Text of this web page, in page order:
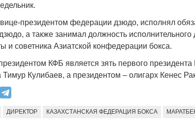
президентом федерации дзюдо, исполнял
а также занимал должность исполнительного
и советника Азиатской конфедерации бокса.
КФБ является зять первого президента
Кулибаев, а президентом – олигарх Кенес
ДИРЕКТОР КАЗАХСТАНСКАЯ ФЕДЕРАЦИЯ БОКСА
Авиакомпании сравнили с
30.10.2024 14:00 28888